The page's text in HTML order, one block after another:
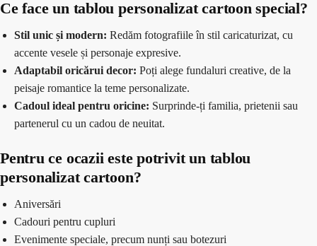
Ce face un tablou personalizat cartoon special?
Stil unic și modern: Redăm fotografiile în stil caricaturizat, cu
accente vesele și personaje expresive.
Adaptabil oricărui decor: Poți alege fundaluri creative, de la
peisaje romantice la teme personalizate.
Cadoul ideal pentru oricine: Surprinde-ți familia, prietenii sau
partenerul cu un cadou de neuitat.
Pentru ce ocazii este potrivit un tablou
personalizat cartoon?
Aniversări
Cadouri pentru cupluri
Evenimente speciale, precum nunți sau botezuri